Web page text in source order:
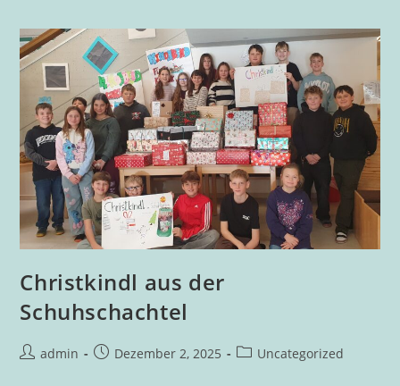
Christkindl aus der
Schuhschachtel
Beitrags-
admin
BeitragDezember 2, 2025
Beitrags-
Uncategorized